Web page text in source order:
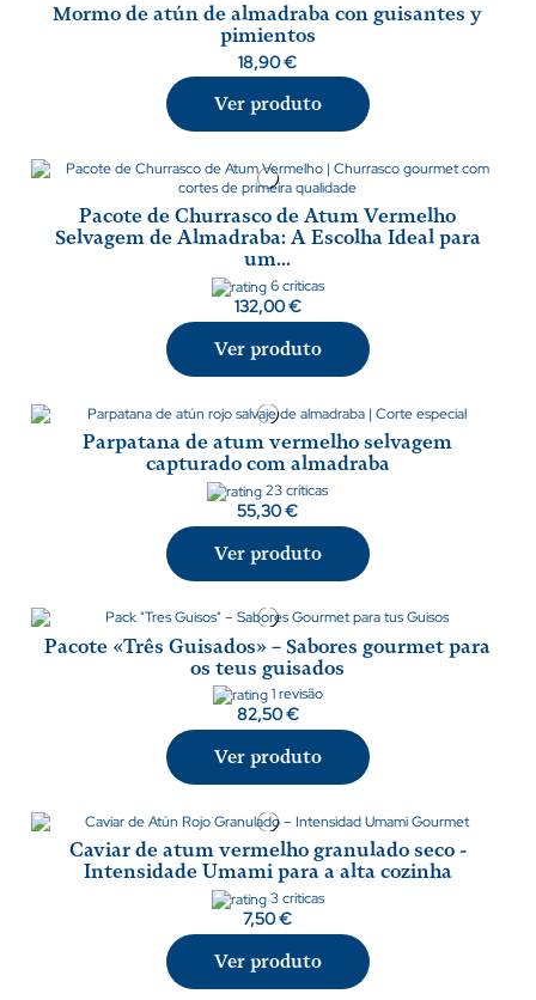
Mormo de atún de almadraba con guisantes y
pimientos
18,90 €
Ver produto
Pacote de Churrasco de Atum Vermelho
Selvagem de Almadraba: A Escolha Ideal para
um...
6 críticas
132,00 €
Ver produto
Parpatana de atum vermelho selvagem
capturado com almadraba
23 críticas
55,30 €
Ver produto
Pacote «Três Guisados» – Sabores gourmet para
os teus guisados
1 revisão
82,50 €
Ver produto
Caviar de atum vermelho granulado seco -
Intensidade Umami para a alta cozinha
3 críticas
7,50 €
Ver produto